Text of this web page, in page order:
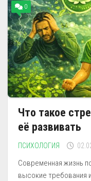
0
Что такое
её развивать
ПСИХОЛОГИЯ
Современная жизнь
высокие требования